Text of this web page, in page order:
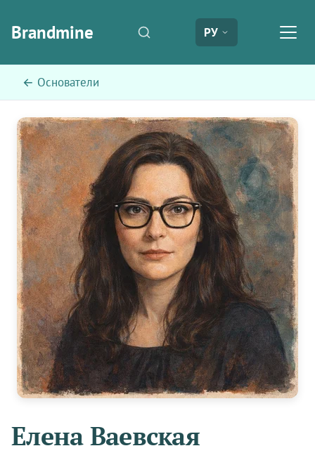
Brandmine РУ
← Основатели
Елена Ваевская